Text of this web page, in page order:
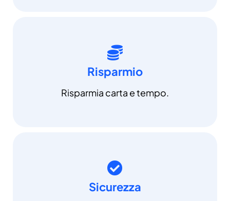
Risparmio
Risparmia carta e tempo.
Sicurezza